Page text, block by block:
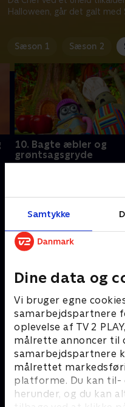
Samtykke
Dine data og
Vi bruger egne
samarbejdspartnere
oplevelse af TV 2
målrette annoncer til
samarbejdspartnere
målrettet
platforme. Du kan til-
herunder, og du kan
Halloween, går det galt
Sæson 1 Sæson 2
10. Bagte æbler og
grøntsagsgryde
26. juli 2025 • 21 min
Andre så også
Alvinnn!!! og de
Børneserier • 1 sæsoner